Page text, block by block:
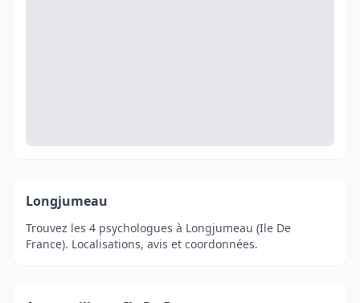
Longjumeau
Trouvez les 4 psychologues à Longjumeau (Ile De
France). Localisations, avis et coordonnées.